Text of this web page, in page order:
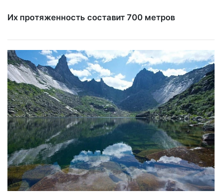
Их протяженность составит 700 метров